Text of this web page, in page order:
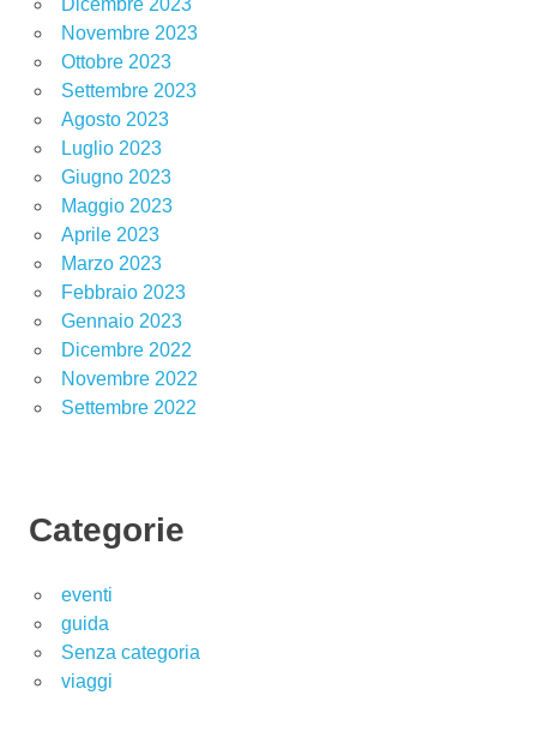
Novembre 2023
Ottobre 2023
Settembre 2023
Agosto 2023
Luglio 2023
Giugno 2023
Maggio 2023
Aprile 2023
Marzo 2023
Febbraio 2023
Gennaio 2023
Dicembre 2022
Novembre 2022
Settembre 2022
Categorie
eventi
guida
Senza categoria
viaggi